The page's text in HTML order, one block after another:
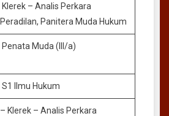
Klerek – Analis Perkara
Peradilan, Panitera Muda Hukum
Penata Muda (III/a)
S1 Ilmu Hukum
– Klerek – Analis Perkara